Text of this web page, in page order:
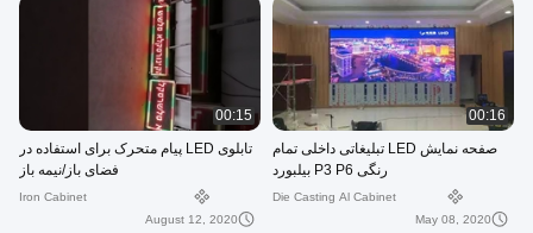
00:16
صفحه نمایش LED تبلیغاتی داخلی تمام
رنگی P3 P6 بیلبورد
Die Casting Al Cabinet
May 08, 2020
00:15
تابلوی LED پیام متحرک برای استفاده در
فضای باز/نیمه باز
Iron Cabinet
August 12, 2020